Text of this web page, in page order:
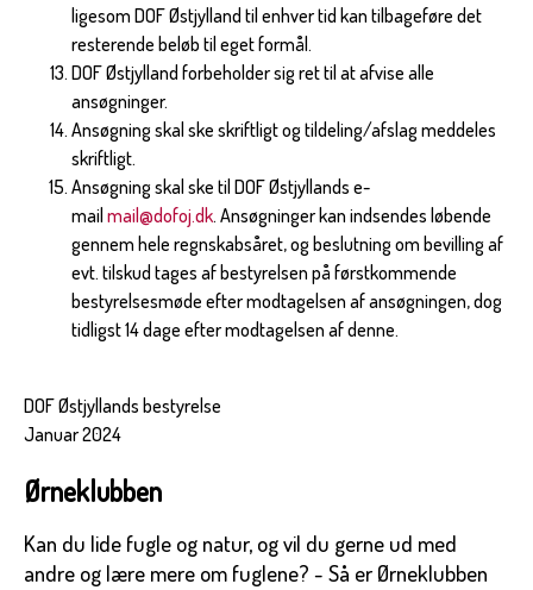
ligesom DOF Østjylland til enhver tid kan tilbageføre det
resterende beløb til eget formål.
DOF Østjylland forbeholder sig ret til at afvise alle
ansøgninger.
Ansøgning skal ske skriftligt og tildeling/afslag meddeles
skriftligt.
Ansøgning skal ske til DOF Østjyllands e-
mail mail@dofoj.dk. Ansøgninger kan indsendes løbende
gennem hele regnskabsåret, og beslutning om bevilling af
evt. tilskud tages af bestyrelsen på førstkommende
bestyrelsesmøde efter modtagelsen af ansøgningen, dog
tidligst 14 dage efter modtagelsen af denne.
DOF Østjyllands bestyrelse
Januar 2024
Ørneklubben
Kan du lide fugle og natur, og vil du gerne ud med
andre og lære mere om fuglene? - Så er Ørneklubben